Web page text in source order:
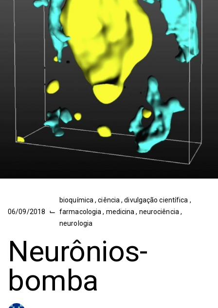
06/09/2018 ⌙
bioquímica,ciência,divulgação científica ,
farmacologia, medicina, neurociência,
neurologia
Neurônios-
bomba